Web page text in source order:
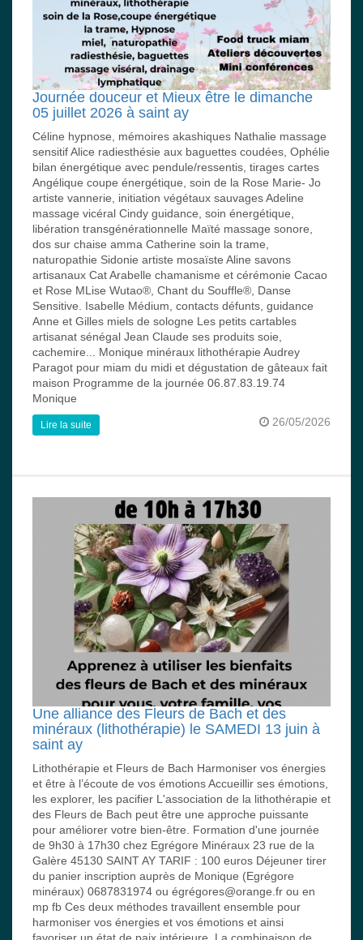
Journée douceur et Mieux être le dimanche
05 juillet 2026 à saint ay
Céline hypnose, mémoires akashiques Nathalie massage
sensitif Alice radiesthésie aux baguettes coudées, Ophélie
bilan énergétique avec pendule/ressentis, tirages cartes
Angélique coupe énergétique, soin de la Rose Marie- Jo
artiste vannerie, initiation végétaux sauvages Adeline
massage vicéral Cindy guidance, soin énergétique,
libération transgénérationnelle Maïté massage sonore,
dos sur chaise amma Catherine soin la trame,
naturopathie Sidonie artiste mosaïste Aline savons
artisanaux Cat Arabelle chamanisme et cérémonie Cacao
et Rose MLise Wutao®, Chant du Souffle®, Danse
Sensitive. Isabelle Médium, contacts défunts, guidance
Anne et Gilles miels de sologne Les petits cartables
artisanat sénégal Jean Claude ses produits soie,
cachemire... Monique minéraux lithothérapie Audrey
Paragot pour miam du midi et dégustation de gâteaux fait
maison Programme de la journée 06.87.83.19.74
Monique
26/05/2026
Lire la suite
Une alliance des Fleurs de Bach et des
minéraux (lithothérapie) le SAMEDI 13 juin à
saint ay
Lithothérapie et Fleurs de Bach Harmoniser vos énergies
et être à l’écoute de vos émotions Accueillir ses émotions,
les explorer, les pacifier L'association de la lithothérapie et
des Fleurs de Bach peut être une approche puissante
pour améliorer votre bien-être. Formation d'une journée
de 9h30 à 17h30 chez Egrégore Minéraux 23 rue de la
Galère 45130 SAINT AY TARIF : 100 euros Déjeuner tirer
du panier inscription auprès de Monique (Egrégore
minéraux) 0687831974 ou égrégores@orange.fr ou en
mp fb Ces deux méthodes travaillent ensemble pour
harmoniser vos énergies et vos émotions et ainsi
favoriser un état de paix intérieure. La combinaison de